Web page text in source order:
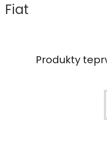
Fiat
Produkty